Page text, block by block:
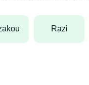
razi